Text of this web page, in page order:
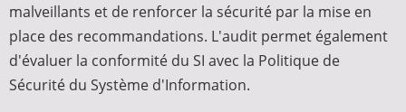
malveillants et de renforcer la sécurité par la mise en
place des recommandations. L'audit permet également
d'évaluer la conformité du SI avec la Politique de
Sécurité du Système d'Information.